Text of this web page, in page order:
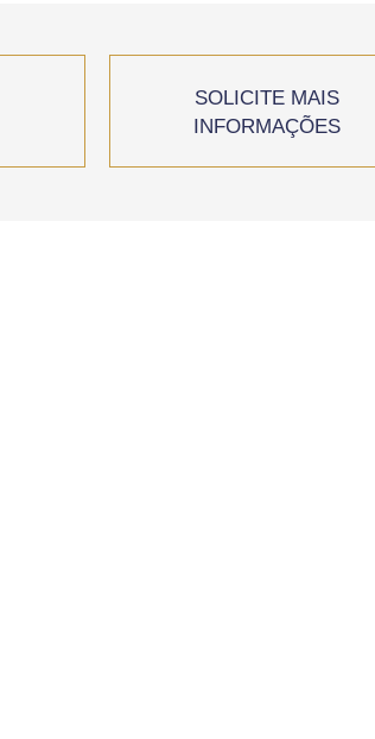
SOLICITE MAIS
INFORMAÇÕES